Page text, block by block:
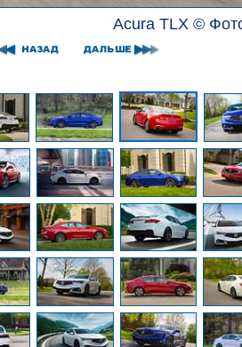
Acura TLX ©